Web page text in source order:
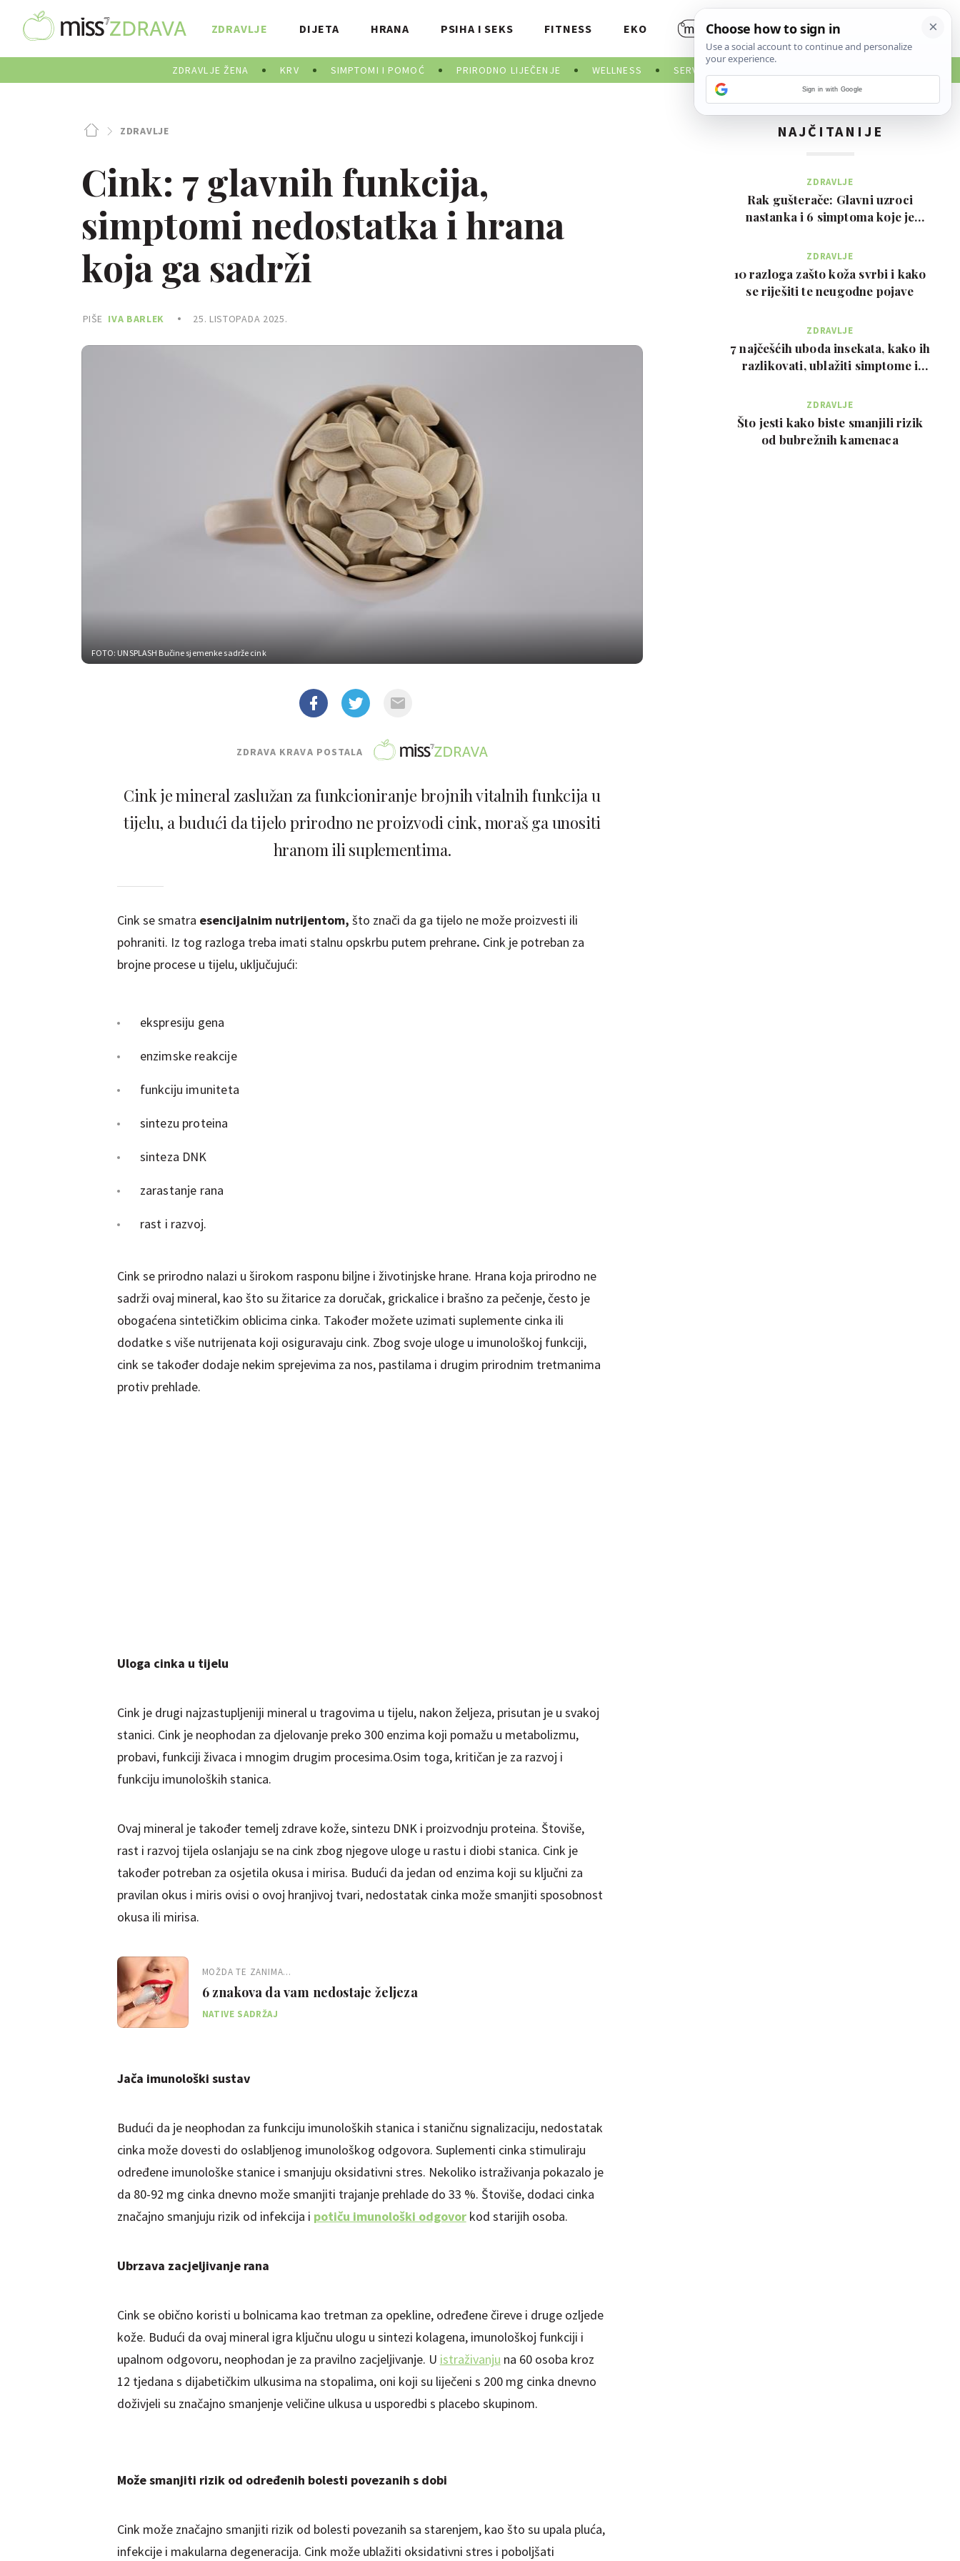
ZDRAVLJE
ZDRAVLJE ŽENA KRV SIMPTOMI I POMOĆ PRIRODNO LIJEČENJE WELLNESS SERVISNE INFORMACIJE
DIJETA HRANA PSIHA I SEKS FITNESS EKO
ZDRAVLJE
Cink: 7 glavnih funkcija,
simptomi nedostatka i hrana
koja ga sadrži
PIŠE IVA BARLEK 25. LISTOPADA 2025.
FOTO: UNSPLASH Bučine sjemenke sadrže cink
ZDRAVA KRAVA POSTALA
Cink je mineral zaslužan za funkcioniranje brojnih vitalnih funkcija u
tijelu, a budući da tijelo prirodno ne proizvodi cink, moraš ga unositi
hranom ili suplementima.
Cink se smatra esencijalnim nutrijentom, što znači da ga tijelo ne može proizvesti ili
pohraniti. Iz tog razloga treba imati stalnu opskrbu putem prehrane. Cink je potreban za
brojne procese u tijelu, uključujući:
ekspresiju gena
enzimske reakcije
funkciju imuniteta
sintezu proteina
sinteza DNK
zarastanje rana
rast i razvoj.
Cink se prirodno nalazi u širokom rasponu biljne i životinjske hrane. Hrana koja prirodno ne
sadrži ovaj mineral, kao što su žitarice za doručak, grickalice i brašno za pečenje, često je
obogaćena sintetičkim oblicima cinka. Također možete uzimati suplemente cinka ili
dodatke s više nutrijenata koji osiguravaju cink. Zbog svoje uloge u imunološkoj funkciji,
cink se također dodaje nekim sprejevima za nos, pastilama i drugim prirodnim tretmanima
protiv prehlade.
Uloga cinka u tijelu
Cink je drugi najzastupljeniji mineral u tragovima u tijelu, nakon željeza, prisutan je u svakoj
stanici. Cink je neophodan za djelovanje preko 300 enzima koji pomažu u metabolizmu,
probavi, funkciji živaca i mnogim drugim procesima.Osim toga, kritičan je za razvoj i
funkciju imunoloških stanica.
Ovaj mineral je također temelj zdrave kože, sintezu DNK i proizvodnju proteina. Štoviše,
rast i razvoj tijela oslanjaju se na cink zbog njegove uloge u rastu i diobi stanica. Cink je
također potreban za osjetila okusa i mirisa. Budući da jedan od enzima koji su ključni za
pravilan okus i miris ovisi o ovoj hranjivoj tvari, nedostatak cinka može smanjiti sposobnost
okusa ili mirisa.
MOŽDA TE ZANIMA...
6 znakova da vam nedostaje željeza
NATIVE SADRŽAJ
Jača imunološki sustav
Budući da je neophodan za funkciju imunoloških stanica i staničnu signalizaciju, nedostatak
cinka može dovesti do oslabljenog imunološkog odgovora. Suplementi cinka stimuliraju
određene imunološke stanice i smanjuju oksidativni stres. Nekoliko istraživanja pokazalo je
da 80-92 mg cinka dnevno može smanjiti trajanje prehlade do 33 %. Štoviše, dodaci cinka
značajno smanjuju rizik od infekcija i potiču imunološki odgovorkod starijih osoba.
Ubrzava zacjeljivanje rana
Cink se obično koristi u bolnicama kao tretman za opekline, određene čireve i druge ozljede
kože. Budući da ovaj mineral igra ključnu ulogu u sintezi kolagena, imunološkoj funkciji i
upalnom odgovoru, neophodan je za pravilno zacjeljivanje. U istraživanju na 60 osoba kroz
12 tjedana s dijabetičkim ulkusima na stopalima, oni koji su liječeni s 200 mg cinka dnevno
doživjeli su značajno smanjenje veličine ulkusa u usporedbi s placebo skupinom.
Može smanjiti rizik od određenih bolesti povezanih s dobi
Cink može značajno smanjiti rizik od bolesti povezanih sa starenjem, kao što su upala pluća,
infekcije i makularna degeneracija. Cink može ublažiti oksidativni stres i poboljšati
NAJČITANIJE
ZDRAVLJE
Rak gušterače: Glavni uzroci
nastanka i 6 simptoma koje je
ZDRAVLJE
10 razloga zašto koža svrbi i kako
se riješiti te neugodne pojave
ZDRAVLJE
7 najčešćih uboda insekata, kako ih
razlikovati, ublažiti simptome i
ZDRAVLJE
Što jesti kako biste smanjili rizik
od bubrežnih kamenaca
Sign in with Google